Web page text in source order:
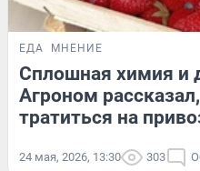
ЕДА МНЕНИЕ
Сплошная химия и
Агроном
тратиться на
24 мая, 2026, 13:30 303